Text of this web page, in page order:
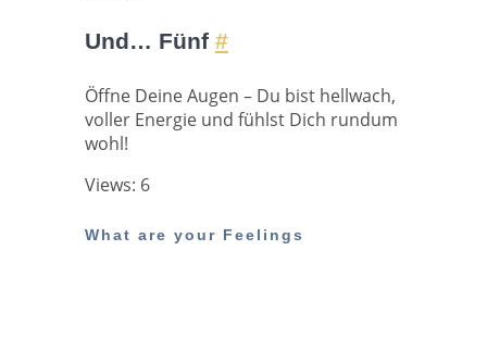
Und… Fünf #
Öffne Deine Augen – Du bist hellwach,
voller Energie und fühlst Dich rundum
wohl!
Views: 6
What are your Feelings